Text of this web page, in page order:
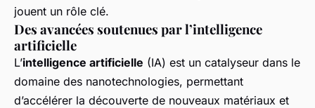
jouent un rôle clé.
Des avancées soutenues par l’intelligence
artificielle
L’intelligence artificielle (IA) est un catalyseur dans le
domaine des nanotechnologies, permettant
d’accélérer la découverte de nouveaux matériaux et